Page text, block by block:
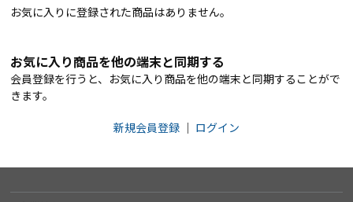
お気に入りに登録された商品はありません。
お気に入り商品を他の端末と同期する
会員登録を行うと、お気に入り商品を他の端末と同期することがで
きます。
新規会員登録 ｜ ログイン